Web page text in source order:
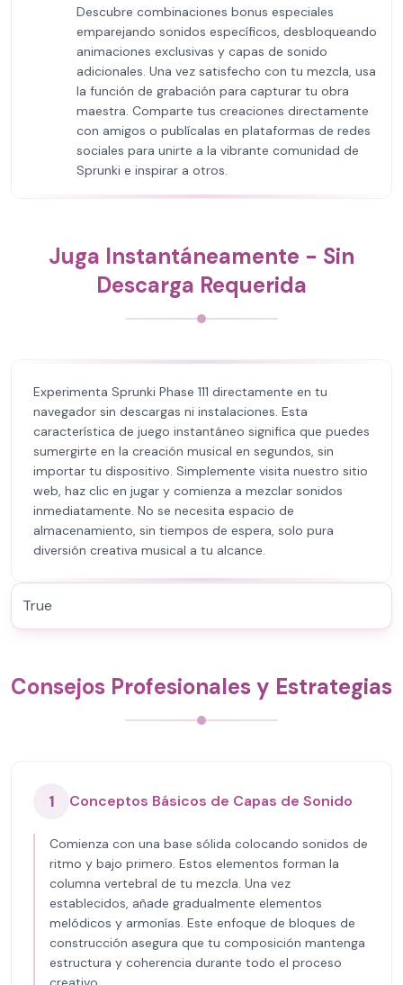
Descubre combinaciones bonus especiales
emparejando sonidos específicos, desbloqueando
animaciones exclusivas y capas de sonido
adicionales. Una vez satisfecho con tu mezcla, usa
la función de grabación para capturar tu obra
maestra. Comparte tus creaciones directamente
con amigos o publícalas en plataformas de redes
sociales para unirte a la vibrante comunidad de
Sprunki e inspirar a otros.
Juga Instantáneamente - Sin
Descarga Requerida
Experimenta Sprunki Phase 111 directamente en tu
navegador sin descargas ni instalaciones. Esta
característica de juego instantáneo significa que puedes
sumergirte en la creación musical en segundos, sin
importar tu dispositivo. Simplemente visita nuestro sitio
web, haz clic en jugar y comienza a mezclar sonidos
inmediatamente. No se necesita espacio de
almacenamiento, sin tiempos de espera, solo pura
diversión creativa musical a tu alcance.
True
Consejos Profesionales y Estrategias
1 Conceptos Básicos de Capas de Sonido
Comienza con una base sólida colocando sonidos de
ritmo y bajo primero. Estos elementos forman la
columna vertebral de tu mezcla. Una vez
establecidos, añade gradualmente elementos
melódicos y armonías. Este enfoque de bloques de
construcción asegura que tu composición mantenga
estructura y coherencia durante todo el proceso